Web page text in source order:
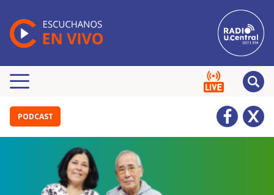
PODCAST